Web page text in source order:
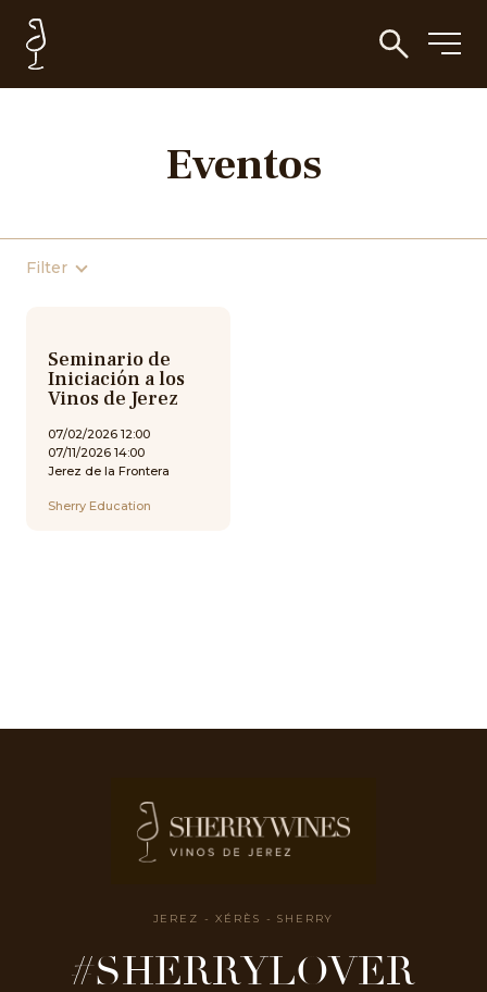
Eventos
Filter
Seminario de
Iniciación a los
Vinos de Jerez
07/02/2026 12:00
07/11/2026 14:00
Jerez de la Frontera
Sherry Education
JEREZ - XÉRÈS - SHERRY
#SHERRYLOVER